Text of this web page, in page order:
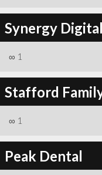
Synergy
∞ 1
Stafford
∞ 1
Peak Dental